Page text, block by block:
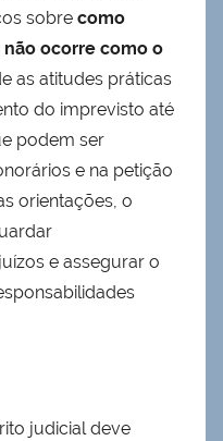
sobre como
ocorre como o
as atitudes práticas
do imprevisto até
podem ser
e na petição
orientações, o
e assegurar o
judicial deve